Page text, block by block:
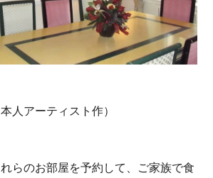
人アーティスト作）
らのお部屋を予約して、ご家族で食